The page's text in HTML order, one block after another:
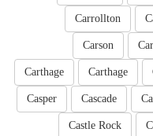
Carrollton
Carson
Carthage
Carthage
Cascade
Casper
Castle Rock